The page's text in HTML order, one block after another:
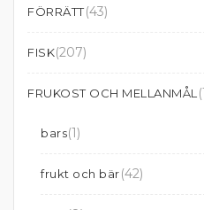
FÖRRÄTT(43)
FISK(207)
FRUKOST OCH MELLANMÅL
bars(1)
frukt och bär(42)